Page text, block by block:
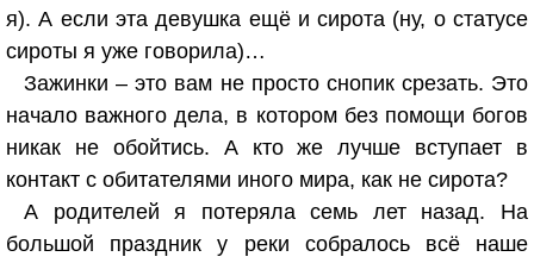
я). А если эта девушка ещё и сирота (ну, о статусе
сироты я уже говорила)…
Зажинки – это вам не просто снопик срезать. Это
начало важного дела, в котором без помощи богов
никак не обойтись. А кто же лучше вступает в
контакт с обитателями иного мира, как не сирота?
А родителей я потеряла семь лет назад. На
большой праздник у реки собралось всё наше